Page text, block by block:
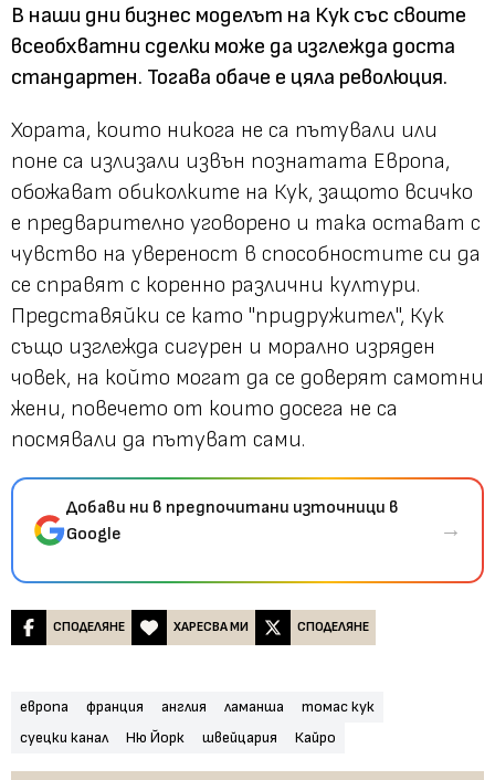
В наши дни бизнес моделът на Кук със своите
всеобхватни сделки може да изглежда доста
стандартен. Тогава обаче е цяла революция.
Хората, които никога не са пътували или
поне са излизали извън познатата Европа,
обожават обиколките на Кук, защото всичко
е предварително уговорено и така остават с
чувство на увереност в способностите си да
се справят с коренно различни култури.
Представяйки се като "придружител", Кук
също изглежда сигурен и морално изряден
човек, на който могат да се доверят самотни
жени, повечето от които досега не са
посмявали да пътуват сами.
Добави ни в предпочитани източници в
Google
→
СПОДЕЛЯНЕ ХАРЕСВА МИ СПОДЕЛЯНЕ
европа франция англия ламанша
томас кук
суецки канал
Ню Йорк швейцария Кайро